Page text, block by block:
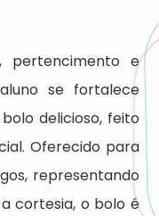
pertencimento e
se fortalece
delicioso, feito
Oferecido para
representando
cortesia, o bolo é